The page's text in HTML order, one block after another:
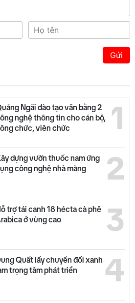
Gửi
1
Ngãi đào tạo văn bằng 2
nghệ thông tin cho cán bộ,
chức, viên chức
2
dựng vườn thuốc nam ứng
công nghệ nhà màng
3
trợ tái canh 18 hécta cà phê
ở vùng cao
4
Quất lấy chuyển đổi xanh
trọng tâm phát triển